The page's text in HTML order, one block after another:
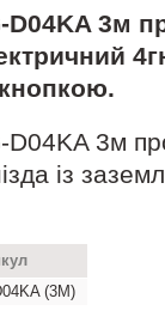
D04KA 3м
D04KA 3м
із
(3M)